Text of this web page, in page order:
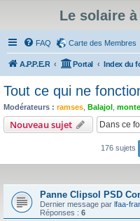
Le solaire
FAQ Carte des Membres
A.P.P.E.R Portal Index du
Tout ce qui ne
Modérateurs : ramses Balajol
Nouveau sujet
176 sujets
Panne Clipsol PSD
Dernier message par lfaa-
Réponses : 6